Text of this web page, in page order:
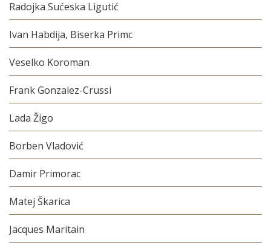
Radojka Sućeska Ligutić
Ivan Habdija, Biserka Primc
Veselko Koroman
Frank Gonzalez-Crussi
Lada Žigo
Borben Vladović
Damir Primorac
Matej Škarica
Jacques Maritain